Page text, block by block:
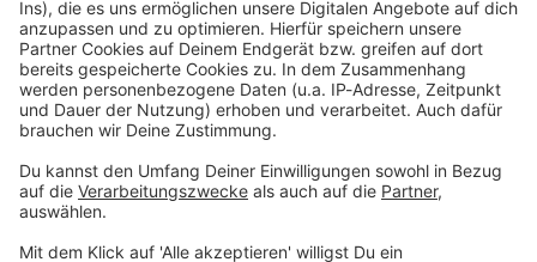
Kontaktformular
Sprachnachricht
© dpa-infocom, dpa:260112-930-534399/1
DAS KÖNNTE DICH AUCH INTERESSIEREN